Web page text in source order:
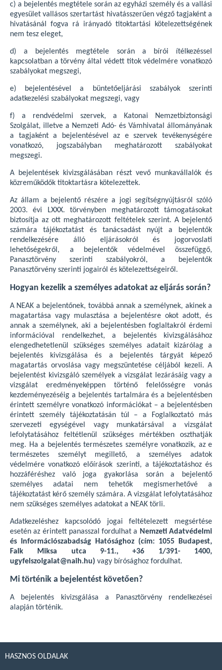
c) a bejelentés megtétele során az egyházi személy és a vallási
egyesület vallásos szertartást hivatásszerűen végző tagjaként a
hivatásánál fogva rá irányadó titoktartási kötelezettségének
nem tesz eleget,
d) a bejelentés megtétele során a bírói ítélkezéssel
kapcsolatban a törvény által védett titok védelmére vonatkozó
szabályokat megszegi,
e) bejelentésével a büntetőeljárási szabályok szerinti
adatkezelési szabályokat megszegi, vagy
f) a rendvédelmi szervek, a Katonai Nemzetbiztonsági
Szolgálat, illetve a Nemzeti Adó- és Vámhivatal állományának
a tagjaként a bejelentésével az e szervek tevékenységére
vonatkozó, jogszabályban meghatározott szabályokat
megszegi.
A bejelentések kivizsgálásában részt vevő munkavállalók és
közreműködők titoktartásra kötelezettek.
Az állam a bejelentő részére a jogi segítségnyújtásról szóló
2003. évi LXXX. törvényben meghatározott támogatásokat
biztosítja az ott meghatározott feltételek szerint. A bejelentő
számára tájékoztatást és tanácsadást nyújt a bejelentők
rendelkezésére álló eljárásokról és jogorvoslati
lehetőségekről, a bejelentők védelmével összefüggő,
Panasztörvény szerinti szabályokról, a bejelentők
Panasztörvény szerinti jogairól és kötelezettségeiről.
Hogyan kezelik a személyes adatokat az eljárás során?
A NEAK a bejelentőnek, továbbá annak a személynek, akinek a
magatartása vagy mulasztása a bejelentésre okot adott, és
annak a személynek, aki a bejelentésben foglaltakról érdemi
információval rendelkezhet, a bejelentés kivizsgálásához
elengedhetetlenül szükséges személyes adatait kizárólag a
bejelentés kivizsgálása és a bejelentés tárgyát képező
magatartás orvoslása vagy megszüntetése céljából kezeli. A
bejelentést kivizsgáló személyek a vizsgálat lezárásáig vagy a
vizsgálat eredményeképpen történő felelősségre vonás
kezdeményezéséig a bejelentés tartalmára és a bejelentésben
érintett személyre vonatkozó információkat – a bejelentésben
érintett személy tájékoztatásán túl – a Foglalkoztató más
szervezeti egységével vagy munkatársával a vizsgálat
lefolytatásához feltétlenül szükséges mértékben oszthatják
meg. Ha a bejelentés természetes személyre vonatkozik, az e
természetes személyt megillető, a személyes adatok
védelmére vonatkozó előírások szerinti, a tájékoztatáshoz és
hozzáféréshez való joga gyakorlása során a bejelentő
személyes adatai nem tehetők megismerhetővé a
tájékoztatást kérő személy számára. A vizsgálat lefolytatásához
nem szükséges személyes adatokat a NEAK törli.
Adatkezeléshez kapcsolódó jogai feltételezett megsértése
esetén az érintett panasszal fordulhat a Nemzeti Adatvédelmi
és Információszabadság Hatósághoz (cím: 1055 Budapest,
Falk Miksa utca 9-11., +36 1/391- 1400,
ugyfelszolgalat@naih.hu) vagy bírósághoz fordulhat.
Mi történik a bejelentést követően?
A bejelentés kivizsgálása a Panasztörvény rendelkezései
alapján történik.
HASZNOS OLDALAK